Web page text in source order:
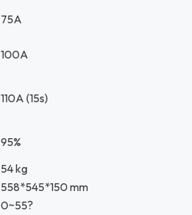
75A
100A
110A (15s)
95%
54 kg
558*545*150 mm
0~55?